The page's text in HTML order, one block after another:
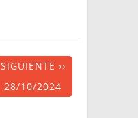
SIGUIENTE ››
28/10/2024